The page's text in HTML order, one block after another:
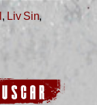
, Liv Sin,